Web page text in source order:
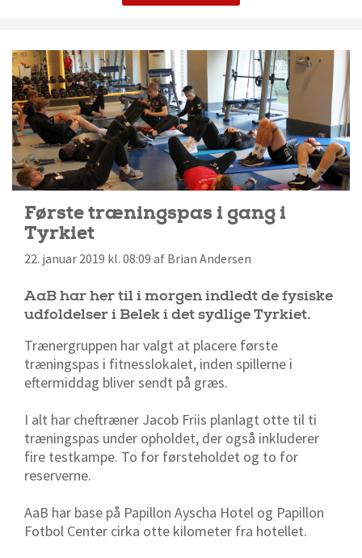
Første træningspas i gang i
Tyrkiet
22. januar 2019 kl. 08:09 af Brian Andersen
AaB har her til i morgen indledt de fysiske
udfoldelser i Belek i det sydlige Tyrkiet.
Trænergruppen har valgt at placere første
træningspas i fitnesslokalet, inden spillerne i
eftermiddag bliver sendt på græs.
I alt har cheftræner Jacob Friis planlagt otte til ti
træningspas under opholdet, der også inkluderer
fire testkampe. To for førsteholdet og to for
reserverne.
AaB har base på Papillon Ayscha Hotel og Papillon
Fotbol Center cirka otte kilometer fra hotellet.